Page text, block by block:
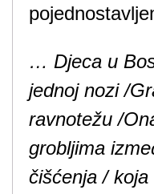
… Djeca u
jednoj nozi /
ravnotežu /
grobljima
čišćenja /